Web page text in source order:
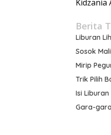
Kidzania
Berita
Liburan
Sosok
Mirip
Trik Pilih
Isi Liburan
Gara-